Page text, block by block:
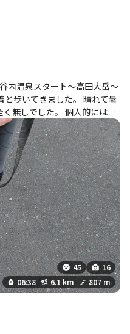
内温泉スタート〜高田大岳〜
歩いてきました。 晴れて暑
無しでした。 個人的には、
山行でした。🥰
45
16
06:38
6.1 km 807 m